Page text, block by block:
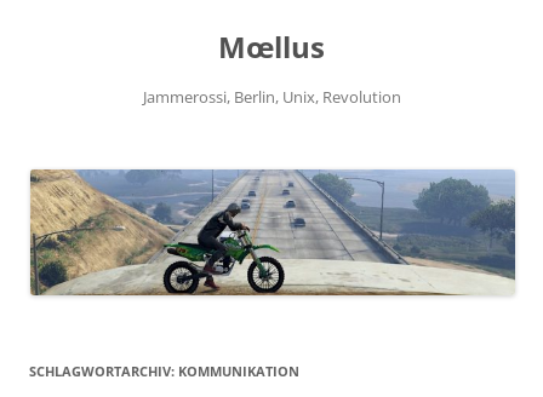
Mœllus
Jammerossi, Berlin, Unix, Revolution
SCHLAGWORTARCHIV: KOMMUNIKATION